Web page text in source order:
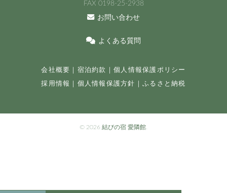
FAX 0198-25-2938
お問い合わせ
よくある質問
会社概要 宿泊約款 ｜個人情報保護ポリシー
採用情報 個人情報保護方針 ｜ふるさと納税
© 2026 結びの宿 愛隣館.